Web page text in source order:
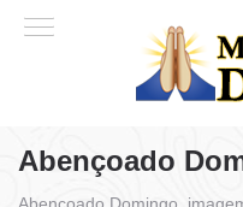
Abençoado